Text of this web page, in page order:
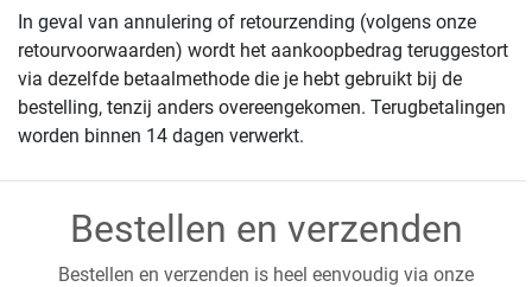
In geval van annulering of retourzending (volgens onze
retourvoorwaarden) wordt het aankoopbedrag teruggestort
via dezelfde betaalmethode die je hebt gebruikt bij de
bestelling, tenzij anders overeengekomen. Terugbetalingen
worden binnen 14 dagen verwerkt.
Bestellen en verzenden
Bestellen en verzenden is heel eenvoudig via onze